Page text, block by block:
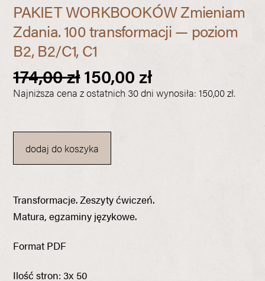
PAKIET WORKBOOKÓW Zmieniam
Zdania. 100 transformacji — poziom
B2, B2/C1, C1
174,00złPierwotna
cena
174,00 zł.
150,00złAktualna
cena
Najniższa cena z ostatnich 30 dni wynosiła:150,00zł.
dodaj do koszyka
Transformacje. Zeszyty ćwiczeń.
Matura, egzaminy językowe.
Format PDF
Ilość stron: 3x 50